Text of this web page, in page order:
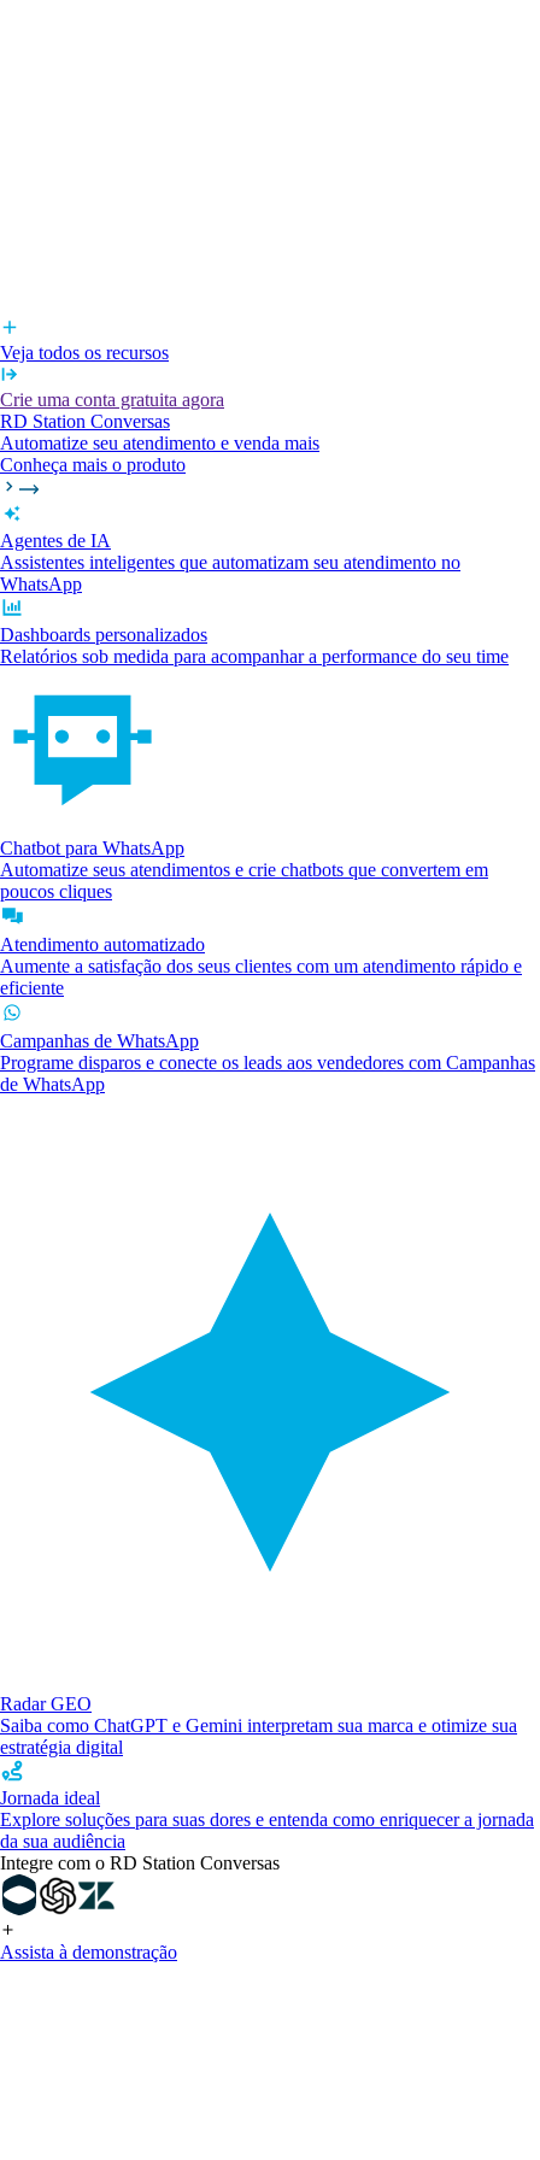
Veja todos os recursos
Crie uma conta gratuita agora
RD Station Conversas
Automatize seu atendimento e venda mais
Conheça mais o produto
Agentes de IA
Assistentes inteligentes que automatizam seu atendimento no
WhatsApp
Dashboards personalizados
Relatórios sob medida para acompanhar a performance do seu time
Chatbot para WhatsApp
Automatize seus atendimentos e crie chatbots que convertem em
poucos cliques
Atendimento automatizado
Aumente a satisfação dos seus clientes com um atendimento rápido e
eficiente
Campanhas de WhatsApp
Programe disparos e conecte os leads aos vendedores com Campanhas
de WhatsApp
Radar GEO
Saiba como ChatGPT e Gemini interpretam sua marca e otimize sua
estratégia digital
Jornada ideal
Explore soluções para suas dores e entenda como enriquecer a jornada
da sua audiência
Integre com o RD Station Conversas
Assista à demonstração